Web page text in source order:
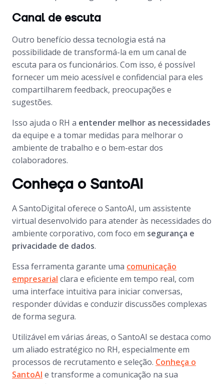
Canal de escuta
Outro benefício dessa tecnologia está na
possibilidade de transformá-la em um canal de
escuta para os funcionários. Com isso, é possível
fornecer um meio acessível e confidencial para eles
compartilharem feedback, preocupações e
sugestões.
Isso ajuda o RH a entender melhor as necessidades
da equipe e a tomar medidas para melhorar o
ambiente de trabalho e o bem-estar dos
colaboradores.
Conheça o SantoAI
A SantoDigital oferece o SantoAI, um assistente
virtual desenvolvido para atender às necessidades do
ambiente corporativo, com foco em segurança e
privacidade de dados.
Essa ferramenta garante uma comunicação
empresarial clara e eficiente em tempo real, com
uma interface intuitiva para iniciar conversas,
responder dúvidas e conduzir discussões complexas
de forma segura.
Utilizável em várias áreas, o SantoAI se destaca como
um aliado estratégico no RH, especialmente em
processos de recrutamento e seleção. Conheça o
SantoAI e transforme a comunicação na sua